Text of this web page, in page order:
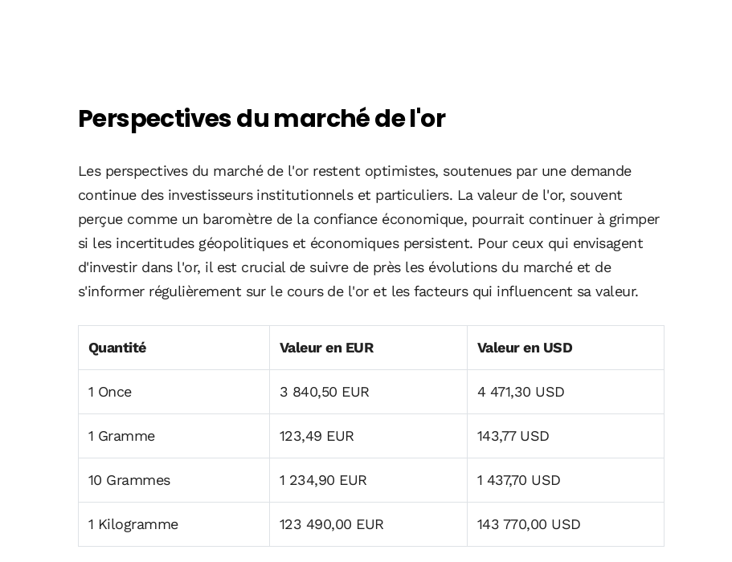
Perspectives du marché de l'or
Les perspectives du marché de l'or restent optimistes, soutenues par une demande
continue des investisseurs institutionnels et particuliers. La valeur de l'or, souvent
perçue comme un baromètre de la confiance économique, pourrait continuer à grimper
si les incertitudes géopolitiques et économiques persistent. Pour ceux qui envisagent
d'investir dans l'or, il est crucial de suivre de près les évolutions du marché et de
s'informer régulièrement sur le cours de l'or et les facteurs qui influencent sa valeur.
Quantité Valeur en EUR Valeur en USD
1 Once 3 840,50 EUR 4 471,30 USD
1 Gramme 123,49 EUR 143,77 USD
10 Grammes 1 234,90 EUR 1 437,70 USD
1 Kilogramme 123 490,00 EUR 143 770,00 USD